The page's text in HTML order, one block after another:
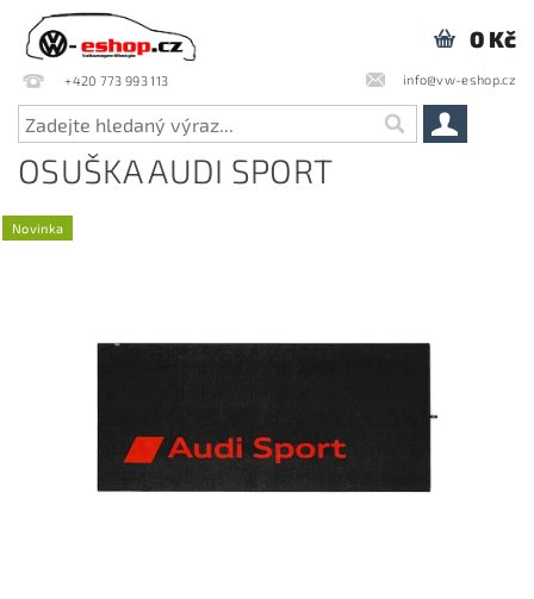
+420 773 993 113 info@vw-eshop.cz
0 Kč
OSUŠKA AUDI SPORT
Novinka